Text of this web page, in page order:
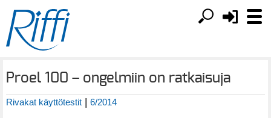
Proel 100 – ongelmiin on ratkaisuja
Rivakat käyttötestit | 6/2014